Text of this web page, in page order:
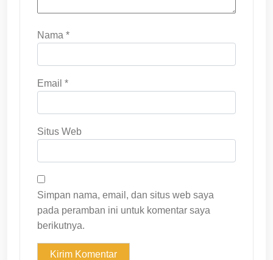
Nama *
Email *
Situs Web
Simpan nama, email, dan situs web saya
pada peramban ini untuk komentar saya
berikutnya.